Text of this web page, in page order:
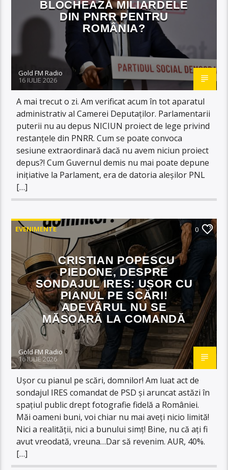
BLOCHEAZĂ MILIARDELE
DIN PNRR PENTRU
ROMÂNIA?
Gold FM Radio
16 IULIE 2026
A mai trecut o zi. Am verificat acum în tot aparatul
administrativ al Camerei Deputaților. Parlamentarii
puterii nu au depus NICIUN proiect de lege privind
restanțele din PNRR. Cum se poate convoca
sesiune extraordinară dacă nu avem niciun proiect
depus?! Cum Guvernul demis nu mai poate depune
inițiative la Parlament, era de datoria aleșilor PNL
[…]
EVENIMENTE 0
CRISTIAN POPESCU
PIEDONE, DESPRE
SONDAJUL IRES: UȘOR CU
PIANUL PE SCĂRI!
ADEVĂRUL NU SE
MĂSOARĂ LA COMANDĂ
Gold FM Radio
16 IULIE 2026
Ușor cu pianul pe scări, domnilor! Am luat act de
sondajul IRES comandat de PSD și aruncat astăzi în
spațiul public drept fotografie fidelă a României.
Măi oameni buni, voi chiar nu mai aveți nicio limită!
Nici a realității, nici a bunului simț! Bine, nu că ați fi
avut vreodată, vreuna…Dar să revenim. AUR, 40%.
[…]